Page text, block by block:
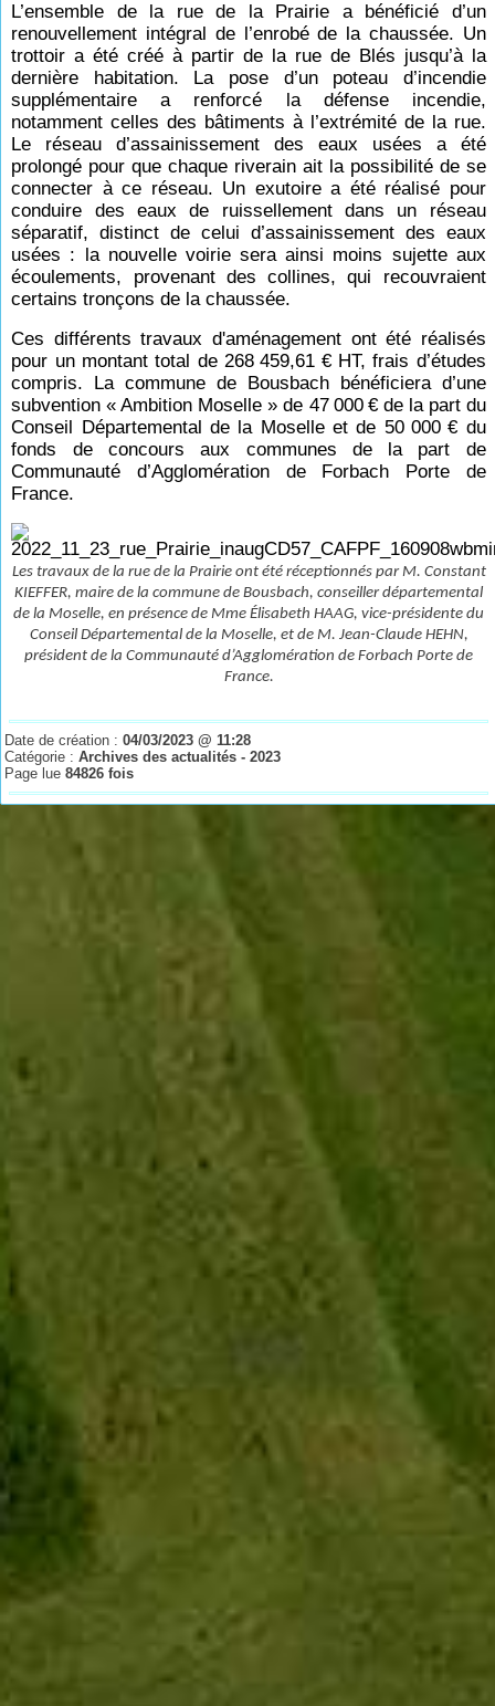
L’ensemble de la rue de la Prairie a bénéficié d’un
renouvellement intégral de l’enrobé de la chaussée. Un
trottoir a été créé à partir de la rue de Blés jusqu’à la
dernière habitation. La pose d’un poteau d’incendie
supplémentaire a renforcé la défense incendie,
notamment celles des bâtiments à l’extrémité de la rue.
Le réseau d’assainissement des eaux usées a été
prolongé pour que chaque riverain ait la possibilité de se
connecter à ce réseau. Un exutoire a été réalisé pour
conduire des eaux de ruissellement dans un réseau
séparatif, distinct de celui d’assainissement des eaux
usées : la nouvelle voirie sera ainsi moins sujette aux
écoulements, provenant des collines, qui recouvraient
certains tronçons de la chaussée.
Ces différents travaux d'aménagement ont été réalisés
pour un montant total de 268 459,61 € HT, frais d’études
compris. La commune de Bousbach bénéficiera d’une
subvention « Ambition Moselle » de 47 000 € de la part du
Conseil Départemental de la Moselle et de 50 000 € du
fonds de concours aux communes de la part de
Communauté d’Agglomération de Forbach Porte de
France.
Les travaux de la rue de la Prairie ont été réceptionnés par M. Constant
KIEFFER, maire de la commune de Bousbach, conseiller départemental
de la Moselle, en présence de Mme Élisabeth HAAG, vice-présidente du
Conseil Départemental de la Moselle, et de M. Jean-Claude HEHN,
président de la Communauté d’Agglomération de Forbach Porte de
France.
Date de création :04/03/2023 @ 11:28
Catégorie :Archives des actualités - 2023
Page lue84826 fois